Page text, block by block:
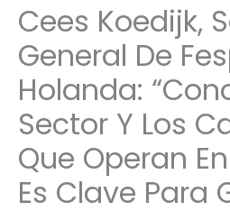
Cees Koedijk,
General De
Holanda:
Sector Y Los
Que Operan
Es Clave Para